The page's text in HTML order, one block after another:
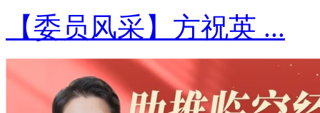
【委员风采】方祝英 ...